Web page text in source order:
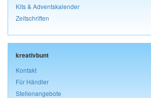
Kits & Adventskalender
Zeitschriften
kreativbunt
Kontakt
Für Händler
Stellenangebote